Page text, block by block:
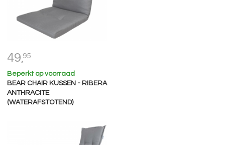
49,95
Beperkt op voorraad
BEAR CHAIR KUSSEN - RIBERA
ANTHRACITE
(WATERAFSTOTEND)